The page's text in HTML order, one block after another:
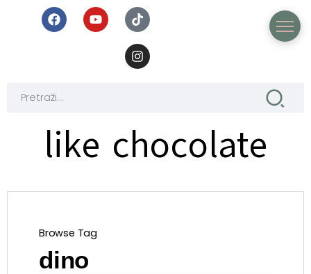
like chocolate
Browse Tag
dino